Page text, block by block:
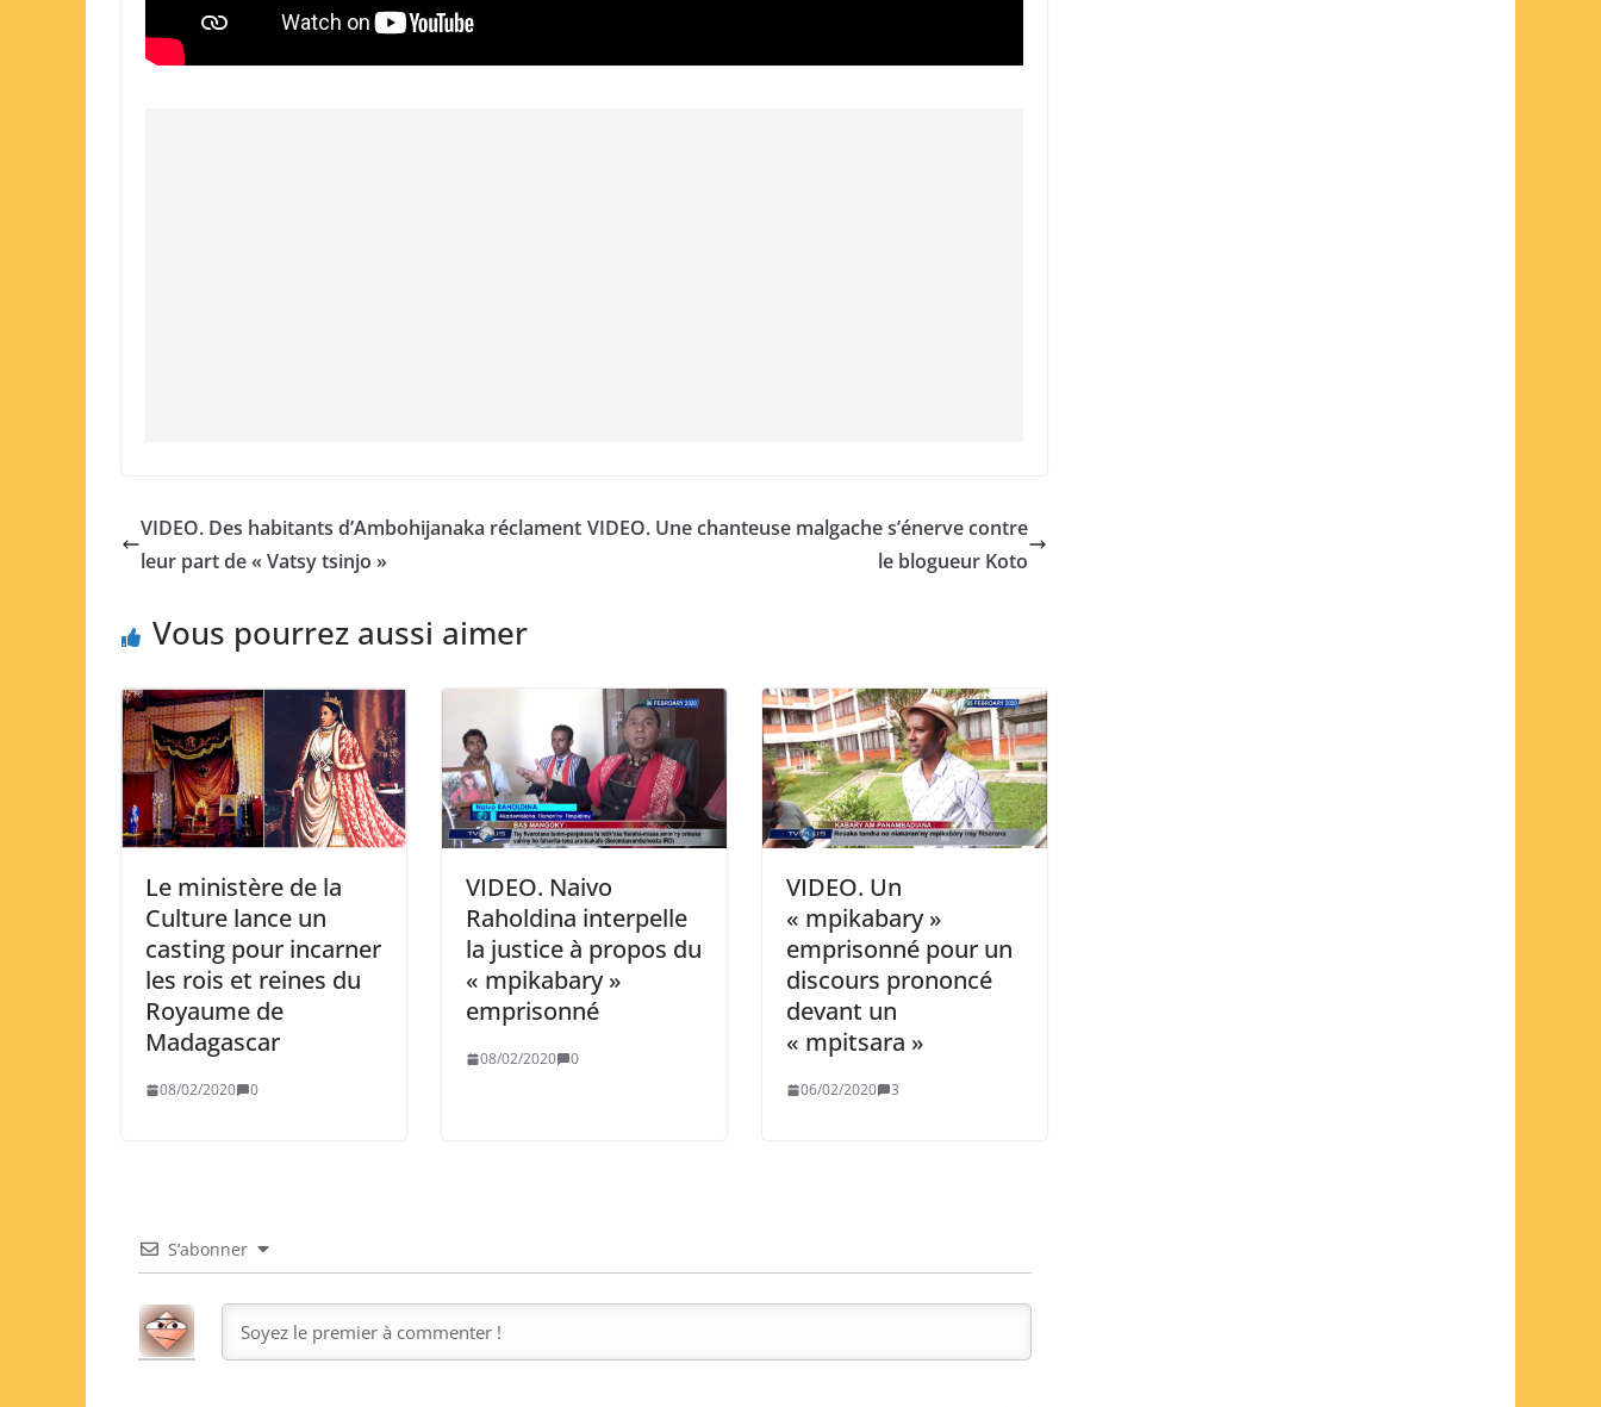
VIDEO. Des habitants d’Ambohijanaka réclament
leur part de « Vatsy tsinjo »
VIDEO. Une chanteuse malgache s’énerve contre
le blogueur Koto
Vous pourrez aussi aimer
Le ministère de la
Culture lance un
casting pour incarner
les rois et reines du
Royaume de
Madagascar
08/02/2020 0
VIDEO. Naivo
Raholdina interpelle
la justice à propos du
« mpikabary »
emprisonné
08/02/2020 0
VIDEO. Un
« mpikabary »
emprisonné pour un
discours prononcé
devant un
« mpitsara »
06/02/2020 3
S’abonner